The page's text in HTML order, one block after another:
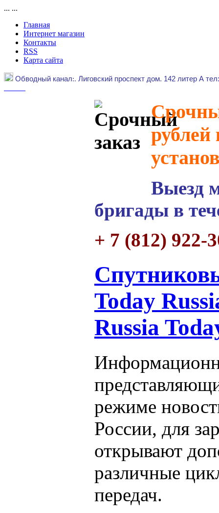
... ...
Главная
Интернет магазин
Контакты
RSS
Карта сайта
Обводный канал:. Лиговский проспект дом. 142 литер А
рублей
Выезд
бригады в
+ 7 (812) 922-
Today
Russia
режиме
России, для
открывают
различные
передач.